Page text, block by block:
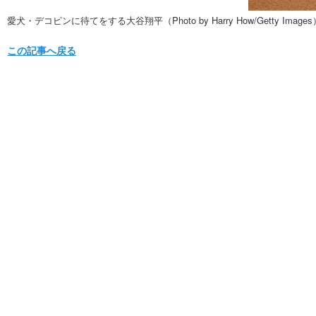
愛犬・デコピンに待てをする大谷翔平（Photo by Harry How/Getty Images
この記事へ戻る